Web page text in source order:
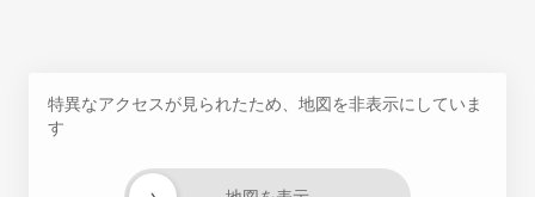
特異なアクセスが見られたため、地図を非表示にしていま
す